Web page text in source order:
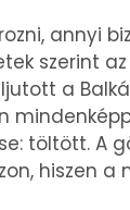
annyi
szerint
a
töltött. A
hiszen